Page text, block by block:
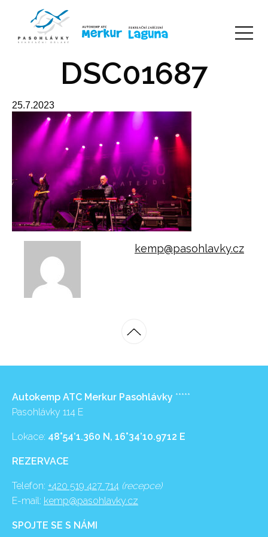
DSC01687
25.7.2023
kemp@pasohlavky.cz
Autokemp ATC Merkur Pasohlávky *****
Pasohlávky 114 E
Lokace: 48°54’1.360 N, 16°34’10.9712 E
REZERVACE
Telefon: +420 519 427 714 (recepce)
E-mail: kemp@pasohlavky.cz
SPOJTE SE S NÁMI